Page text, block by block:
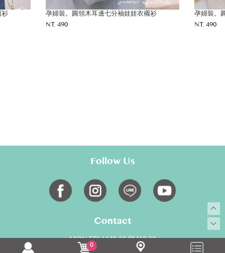
衫
孕婦裝。圓領木耳邊七分袖娃娃衣襯衫
NT. 490
孕婦裝。
NT. 490
Follow Us
Contact
MON-FRI AM9:30-PM18:30
0